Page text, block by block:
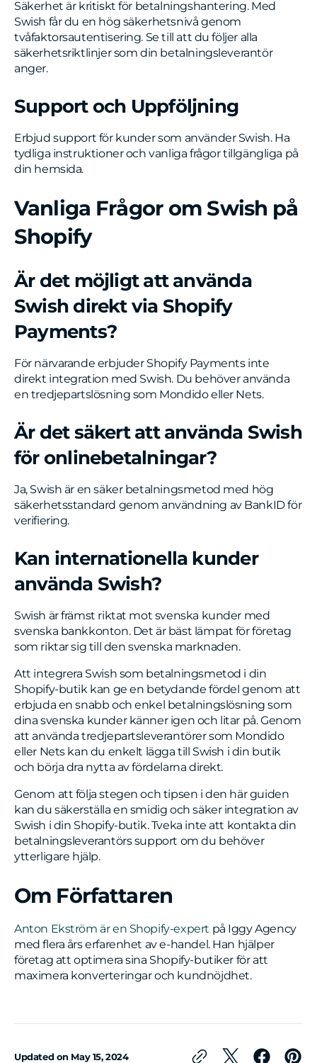
Säkerhet är kritiskt för betalningshantering. Med
Swish får du en hög säkerhetsnivå genom
tvåfaktorsautentisering. Se till att du följer alla
säkerhetsriktlinjer som din betalningsleverantör
anger.
Support och Uppföljning
Erbjud support för kunder som använder Swish. Ha
tydliga instruktioner och vanliga frågor tillgängliga på
din hemsida.
Vanliga Frågor om Swish på
Shopify
Är det möjligt att använda
Swish direkt via Shopify
Payments?
För närvarande erbjuder Shopify Payments inte
direkt integration med Swish. Du behöver använda
en tredjepartslösning som Mondido eller Nets.
Är det säkert att använda Swish
för onlinebetalningar?
Ja, Swish är en säker betalningsmetod med hög
säkerhetsstandard genom användning av BankID för
verifiering.
Kan internationella kunder
använda Swish?
Swish är främst riktat mot svenska kunder med
svenska bankkonton. Det är bäst lämpat för företag
som riktar sig till den svenska marknaden.
Att integrera Swish som betalningsmetod i din
Shopify-butik kan ge en betydande fördel genom att
erbjuda en snabb och enkel betalningslösning som
dina svenska kunder känner igen och litar på. Genom
att använda tredjepartsleverantörer som Mondido
eller Nets kan du enkelt lägga till Swish i din butik
och börja dra nytta av fördelarna direkt.
Genom att följa stegen och tipsen i den här guiden
kan du säkerställa en smidig och säker integration av
Swish i din Shopify-butik. Tveka inte att kontakta din
betalningsleverantörs support om du behöver
ytterligare hjälp.
Om Författaren
Anton Ekström är en Shopify-expert på Iggy Agency
med flera års erfarenhet av e-handel. Han hjälper
företag att optimera sina Shopify-butiker för att
maximera konverteringar och kundnöjdhet.
Updated on May 15, 2024